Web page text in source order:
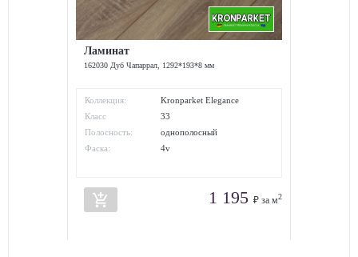
Ламинат
162030 Дуб Чапаррал, 1292*193*8 мм
Коллекция:
Kronparket Elegance
Класс
износостойкости:
33
Полосность:
однополосный
Фаска:
4v
add_shopping_cart 1 195 ₽ за м2